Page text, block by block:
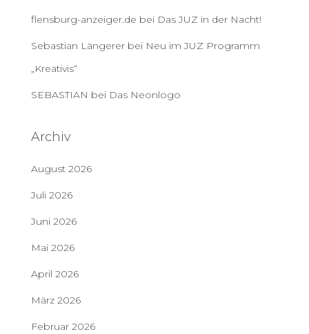
flensburg-anzeiger.de bei Das JUZ in der Nacht!
Sebastian Längerer bei Neu im JUZ Programm
„Kreativis“
SEBASTIAN bei Das Neonlogo
Archiv
August 2026
Juli 2026
Juni 2026
Mai 2026
April 2026
März 2026
Februar 2026